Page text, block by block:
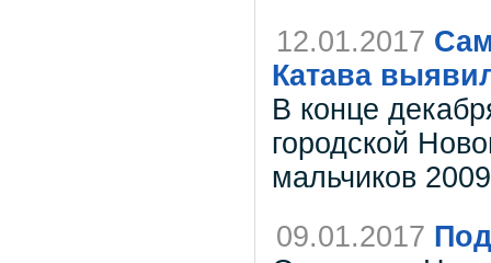
12.01.2017
Катава
В конце
городской
мальчиков
09.01.2017